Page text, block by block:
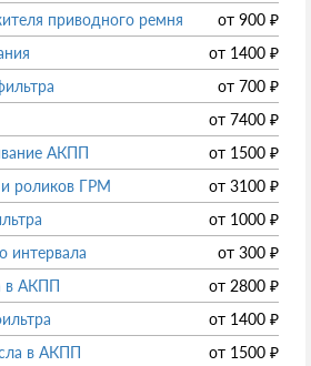
приводного ремня
от 900 ₽
от 1400 ₽
от 700 ₽
от 7400 ₽
АКПП
от 1500 ₽
роликов ГРМ
от 3100 ₽
от 1000 ₽
интервала
от 300 ₽
в АКПП
от 2800 ₽
от 1400 ₽
в АКПП
от 1500 ₽